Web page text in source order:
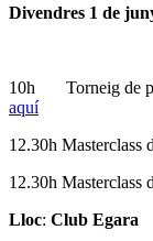
Divendres 1 de
10h Torneig de
aquí
12.30h Masterclass
12.30h Masterclass
Lloc: Club Egara